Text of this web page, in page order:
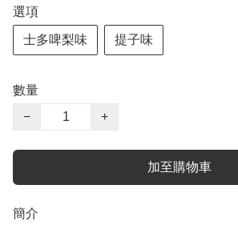
選項
士多啤梨味 提子味
數量
−
+
加至購物車
簡介